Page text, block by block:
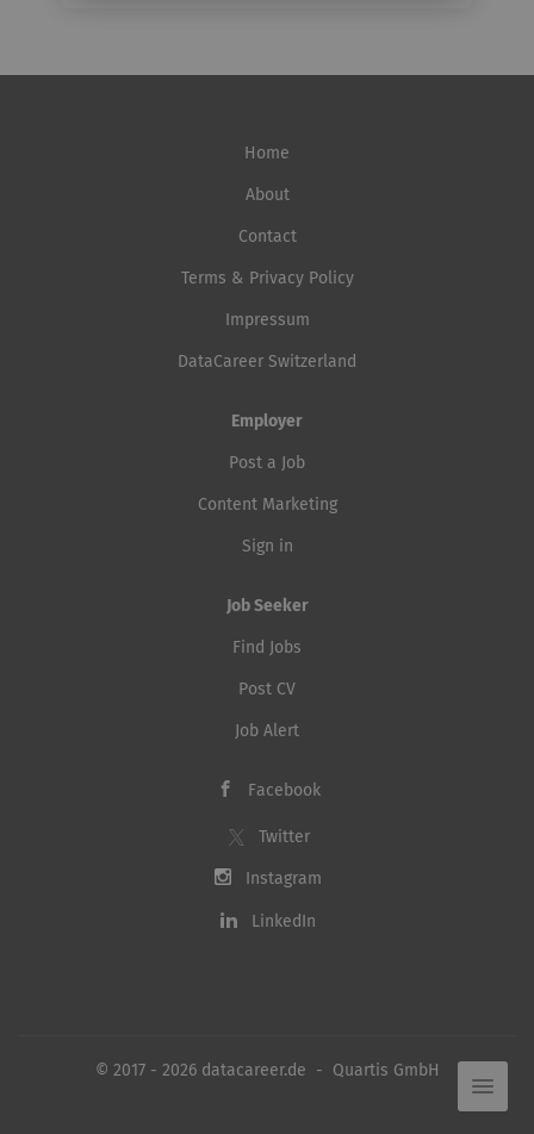
Home
About
Contact
Terms & Privacy Policy
Impressum
DataCareer Switzerland
Employer
Post a Job
Content Marketing
Sign in
Job Seeker
Find Jobs
Post CV
Job Alert
Facebook
Twitter
Instagram
LinkedIn
© 2017 - 2026 datacareer.de - Quartis GmbH